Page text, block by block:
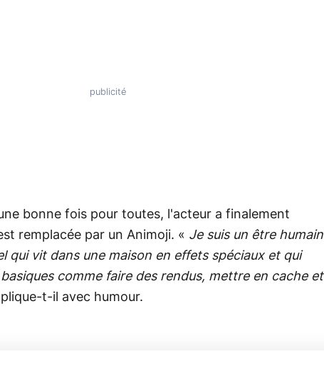
bonne fois pour toutes, l'acteur a finalement
remplacée par un Animoji. « Je suis un être humain
qui vit dans une maison en effets spéciaux et qui
comme faire des rendus, mettre en cache et
t-il avec humour.